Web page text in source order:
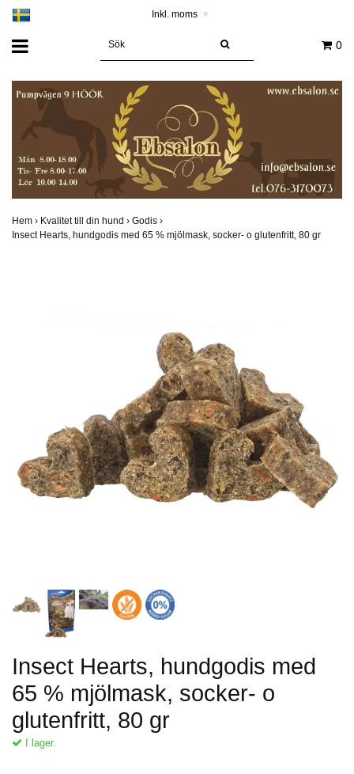
Inkl. moms ▾
0
Hem › Kvalitet till din hund › Godis ›
Insect Hearts, hundgodis med 65 % mjölmask, socker- o glutenfritt, 80 gr
Insect Hearts, hundgodis med
65 % mjölmask, socker- o
glutenfritt, 80 gr
I lager.